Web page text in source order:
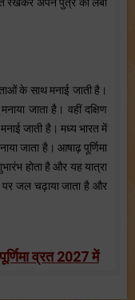
के साथ मनाई जाती है।
जाता है। वहीं दक्षिण
जाती है। मध्य भारत में
जाता है। आषाढ़ पूर्णिमा
होता है और यह यात्रा
पर जल चढ़ाया जाता है और
व्रत 2027 में